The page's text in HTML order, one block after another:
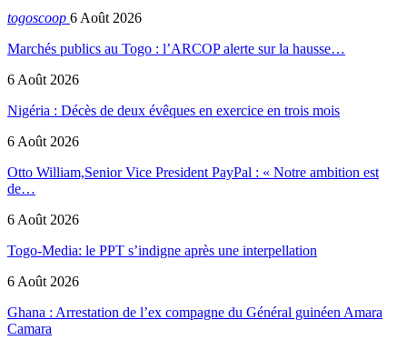
togoscoop 6 Août 2026
Marchés publics au Togo : l’ARCOP alerte sur la hausse…
6 Août 2026
Nigéria : Décès de deux évêques en exercice en trois mois
6 Août 2026
Otto William,Senior Vice President PayPal : « Notre ambition est
de…
6 Août 2026
Togo-Media: le PPT s’indigne après une interpellation
6 Août 2026
Ghana : Arrestation de l’ex compagne du Général guinéen Amara
Camara